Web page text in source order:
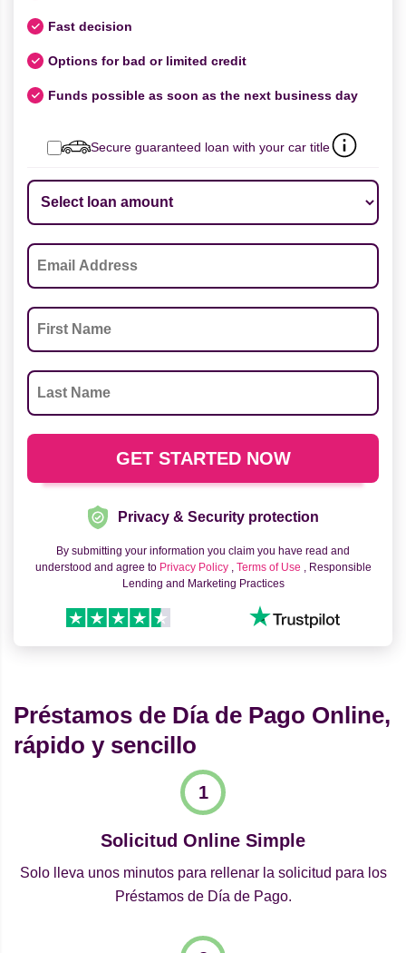
Fast decision
Options for bad or limited credit
Funds possible as soon as the next business day
Secure guaranteed loan with your car title
Privacy & Security protection
By submitting your information you claim you have read and
understood and agree to Privacy Policy , Terms of Use , Responsible
Lending and Marketing Practices
Préstamos de Día de Pago Online,
rápido y sencillo
Solicitud Online Simple
Solo lleva unos minutos para rellenar la solicitud para los
Préstamos de Día de Pago.